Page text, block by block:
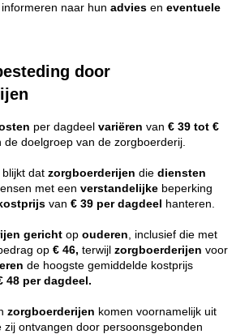
naar hun advies en eventuele
door
per dagdeel variëren van € 39 tot €
de doelgroep van de zorgboerderij.
dat zorgboerderijen die diensten
met een verstandelijke beperking
kostprijs van € 39 per dagdeel hanteren.
gericht op ouderen , inclusief die met
op € 46, terwijl zorgboerderijen voor
de hoogste gemiddelde kostprijs
48 per dagdeel.
zorgboerderijen komen voornamelijk uit
zij ontvangen door persoonsgebonden